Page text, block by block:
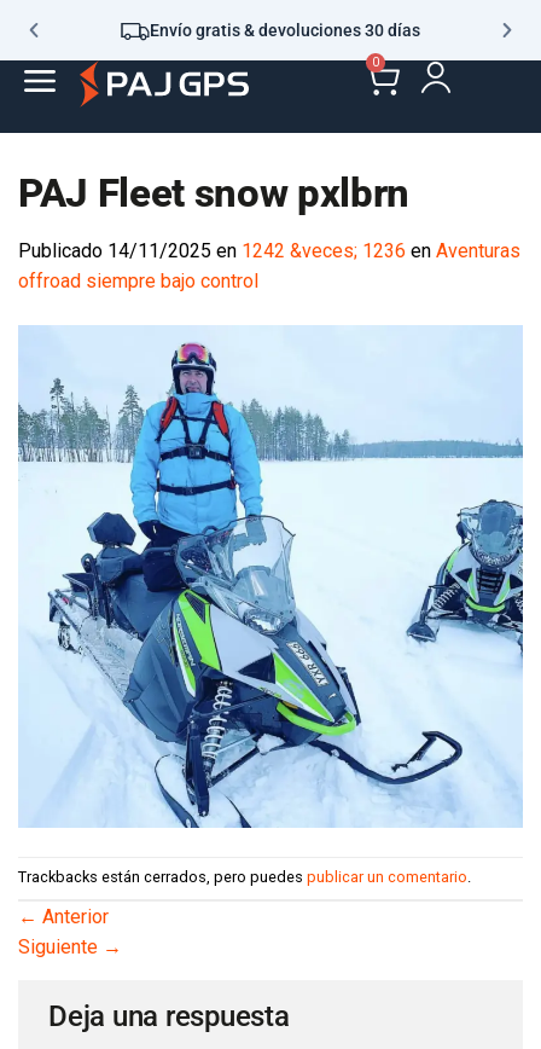
Envío gratis & devoluciones 30 días
0
PAJ Fleet snow pxlbrn
Publicado 14/11/2025 en 1242 &veces; 1236 en Aventuras
offroad siempre bajo control
Trackbacks están cerrados, pero puedes publicar un comentario.
← Anterior
Siguiente →
Deja una respuesta